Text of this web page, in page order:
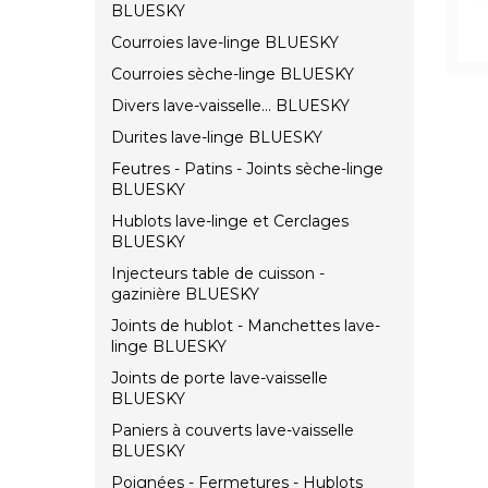
BLUESKY
Courroies lave-linge BLUESKY
Courroies sèche-linge BLUESKY
Divers lave-vaisselle... BLUESKY
Durites lave-linge BLUESKY
Feutres - Patins - Joints sèche-linge
BLUESKY
Hublots lave-linge et Cerclages
BLUESKY
Injecteurs table de cuisson -
gazinière BLUESKY
Joints de hublot - Manchettes lave-
linge BLUESKY
Joints de porte lave-vaisselle
BLUESKY
Paniers à couverts lave-vaisselle
BLUESKY
Poignées - Fermetures - Hublots